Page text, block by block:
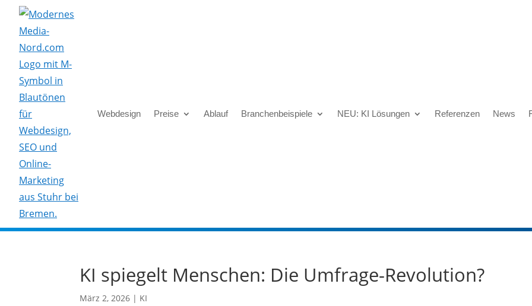
Webdesign Preise Ablauf Branchenbeispiele NEU: KI Lösungen Referenzen News
KI spiegelt Menschen: Die Umfrage-Revolution?
März 2, 2026 | KI